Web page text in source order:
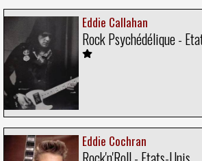
Eddie Callahan
Rock Psychédélique -
Eddie Cochran